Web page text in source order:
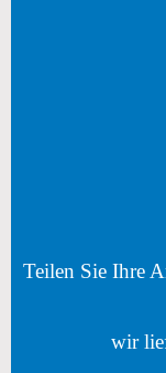
Teilen Sie Ihre
wir